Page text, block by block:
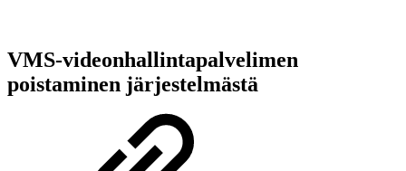
VMS-videonhallintapalvelimen
poistaminen järjestelmästä